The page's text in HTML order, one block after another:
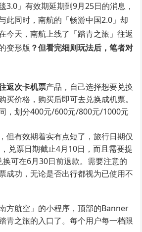
3.0」有效期延期到9月25日的消息，
此同时，南航的「畅游中国2.0」却
今天，南航上线了「踏青之旅」往返
变形版 ？但看完细则玩法后，笔者对
返次卡机票产品，自己选择想要兑换
买价格，购买后即可去兑换成机票。
，划分400元/600元/800元/1000元
但有效期着实有点短了，旅行日期仅
兑票日期截止4月10日，而且需要提
可在6月30日前退款。需要注意的
成功，无论是否出行都视为已使用不
方航空」的小程序，顶部的Banner
青之旅的入口了。每个用户每一档限